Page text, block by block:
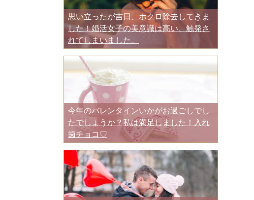
思い立ったが吉日、ホクロ除去してきま
した！婚活女子の美意識は高い、触発さ
れてしまいました。
今年のバレンタインいかがお過ごしでし
たでしょうか？私は満足しました！入れ
歯チョコ♡